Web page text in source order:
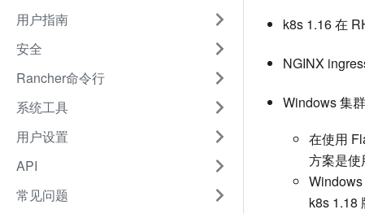
用户指南
安全
Rancher命令行
系统工具
用户设置
API
常见问题
k8s 1.16 在
NGINX
Windows 集
在使用
方案是使
k8s 1.18